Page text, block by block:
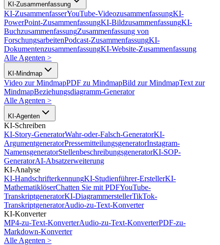
KI-Zusammenfassung
KI-ZusammenfasserYouTube-VideozusammenfassungKI-
PowerPoint-ZusammenfassungKI-BildzusammenfassungKI-
BuchzusammenfassungZusammenfassung von
ForschungsarbeitenPodcast-ZusammenfassungKI-
DokumentenzusammenfassungKI-Website-Zusammenfassung
Alle Agenten >
KI-Mindmap
Video zur MindmapPDF zu MindmapBild zur MindmapText zur
MindmapBeziehungsdiagramm-Generator
Alle Agenten >
KI-Agenten
KI-Schreiben
KI-Story-GeneratorWahr-oder-Falsch-GeneratorKI-
ArgumentgeneratorPressemitteilungsgeneratorInstagram-
NamensgeneratorStellenbeschreibungsgeneratorKI-SOP-
GeneratorAI-Absatzerweiterung
KI-Analyse
KI-HandschrifterkennungKI-Studienführer-ErstellerKI-
MathematiklöserChatten Sie mit PDFYouTube-
TranskriptgeneratorKI-DiagrammerstellerTikTok-
TranskriptgeneratorAudio-zu-Text-Konverter
KI-Konverter
MP4-zu-Text-KonverterAudio-zu-Text-KonverterPDF-zu-
Markdown-Konverter
Alle Agenten >